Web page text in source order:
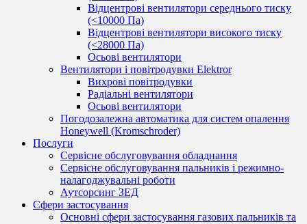
Відцентрові вентилятори середнього тиску
(<10000 Па)
Відцентрові вентилятори високого тиску
(<28000 Па)
Осьові вентилятори
Вентилятори і повітродувки Elektror
Вихрові повітродувки
Радіальні вентилятори
Осьові вентилятори
Погодозалежна автоматика для систем опалення
Honeywell (Kromschroder)
Послуги
Сервісне обслуговування обладнання
Сервісне обслуговування пальників і режимно-
налагоджувальні роботи
Аутсорсинг ЗЕД
Сфери застосування
Основні сфери застосування газових пальників та